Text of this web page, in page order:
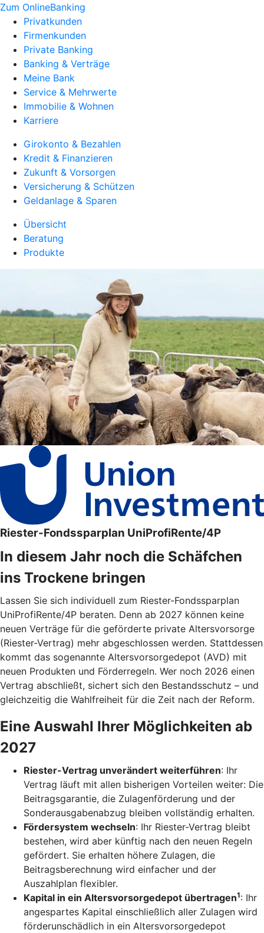
Zum OnlineBanking
Privatkunden
Firmenkunden
Private Banking
Banking & Verträge
Meine Bank
Service & Mehrwerte
Immobilie & Wohnen
Karriere
Girokonto & Bezahlen
Kredit & Finanzieren
Zukunft & Vorsorgen
Versicherung & Schützen
Geldanlage & Sparen
Übersicht
Beratung
Produkte
Riester-Fondssparplan UniProfiRente/4P
In diesem Jahr noch die Schäfchen
ins Trockene bringen
Lassen Sie sich individuell zum Riester-Fondssparplan
UniProfiRente/4P beraten. Denn ab 2027 können keine
neuen Verträge für die geförderte private Altersvorsorge
(Riester-Vertrag) mehr abgeschlossen werden. Stattdessen
kommt das sogenannte Altersvorsorgedepot (AVD) mit
neuen Produkten und Förderregeln. Wer noch 2026 einen
Vertrag abschließt, sichert sich den Bestandsschutz – und
gleichzeitig die Wahlfreiheit für die Zeit nach der Reform.
Eine Auswahl Ihrer Möglichkeiten ab
2027
Riester-Vertrag unverändert weiterführen: Ihr
Vertrag läuft mit allen bisherigen Vorteilen weiter: Die
Beitragsgarantie, die Zulagenförderung und der
Sonderausgabenabzug bleiben vollständig erhalten.
Fördersystem wechseln: Ihr Riester-Vertrag bleibt
bestehen, wird aber künftig nach den neuen Regeln
gefördert. Sie erhalten höhere Zulagen, die
Beitragsberechnung wird einfacher und der
Auszahlplan flexibler.
Kapital in ein Altersvorsorgedepot übertragen1: Ihr
angespartes Kapital einschließlich aller Zulagen wird
förderunschädlich in ein Altersvorsorgedepot